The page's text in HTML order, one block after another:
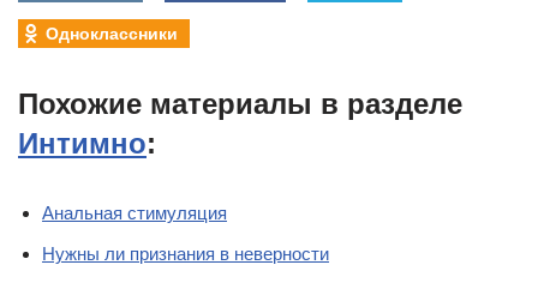
Одноклассники
Похожие материалы в разделе
Интимно:
Анальная стимуляция
Нужны ли признания в неверности